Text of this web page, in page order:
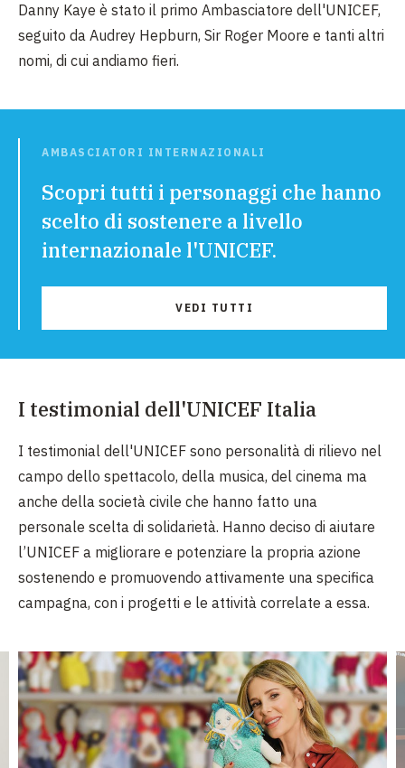
Danny Kaye è stato il primo Ambasciatore dell'UNICEF,
seguito da Audrey Hepburn, Sir Roger Moore e tanti altri
nomi, di cui andiamo fieri.
AMBASCIATORI INTERNAZIONALI
Scopri tutti i personaggi che hanno
scelto di sostenere a livello
internazionale l'UNICEF.
VEDI TUTTI
I testimonial dell'UNICEF Italia
I testimonial dell'UNICEF sono personalità di rilievo nel
campo dello spettacolo, della musica, del cinema ma
anche della società civile che hanno fatto una
personale scelta di solidarietà. Hanno deciso di aiutare
l’UNICEF a migliorare e potenziare la propria azione
sostenendo e promuovendo attivamente una specifica
campagna, con i progetti e le attività correlate a essa.